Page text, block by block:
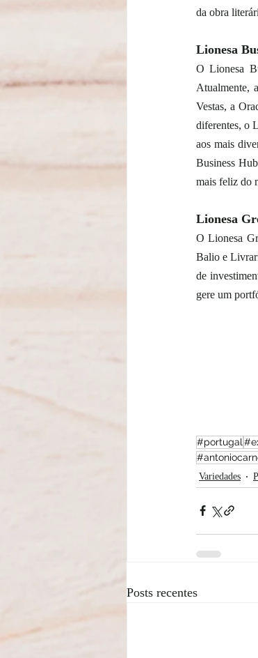
da obra
Lionesa
O Lionesa
Atualmente,
Vestas, a
diferentes, o
aos mais
Business
mais feliz do
Lionesa
O Lionesa
Balio e
de
gere um
#portugal
Variedades
Posts recentes